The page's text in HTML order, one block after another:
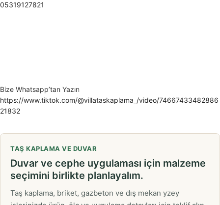
05319127821
Bize Whatsapp’tan Yazın
https://www.tiktok.com/@villataskaplama_/video/74667433482886
21832
TAŞ KAPLAMA VE DUVAR
Duvar ve cephe uygulaması için malzeme
seçimini birlikte planlayalım.
Taş kaplama, briket, gazbeton ve dış mekan yzey